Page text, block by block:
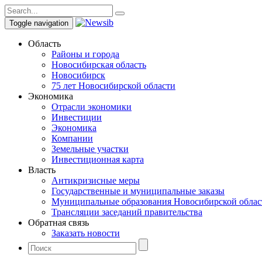
Toggle navigation
Область
Районы и города
Новосибирская область
Новосибирск
75 лет Новосибирской области
Экономика
Отрасли экономики
Инвестиции
Экономика
Компании
Земельные участки
Инвестиционная карта
Власть
Антикризисные меры
Государственные и муниципальные заказы
Муниципальные образования Новосибирской
Трансляции заседаний правительства
Обратная связь
Заказать новости